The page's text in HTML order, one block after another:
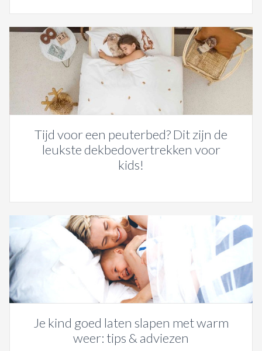
Tijd voor een peuterbed? Dit zijn de
leukste dekbedovertrekken voor
kids!
Je kind goed laten slapen met warm
weer: tips & adviezen